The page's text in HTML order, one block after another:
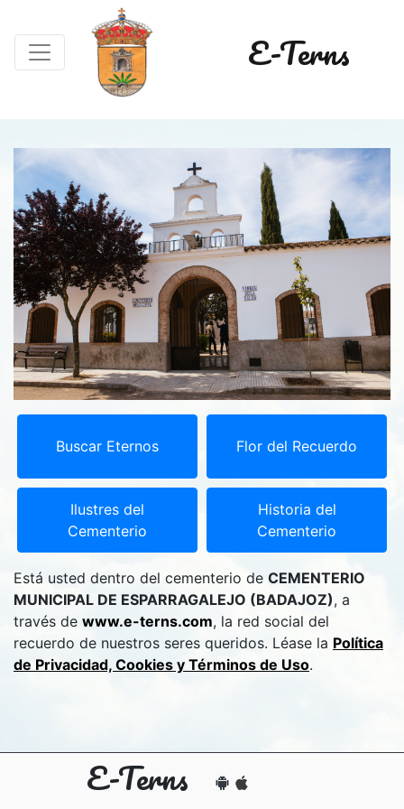
E-Terns
Buscar Eternos Flor del Recuerdo
Ilustres del
Cementerio
Historia del
Cementerio
Está usted dentro del cementerio de CEMENTERIO
MUNICIPAL DE ESPARRAGALEJO (BADAJOZ), a
través de www.e-terns.com, la red social del
recuerdo de nuestros seres queridos. Léase la Política
de Privacidad, Cookies y Términos de Uso.
E-Terns